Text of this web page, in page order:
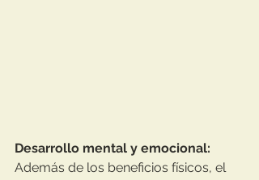
Desarrollo mental y emocional:
Además de los beneficios físicos, el